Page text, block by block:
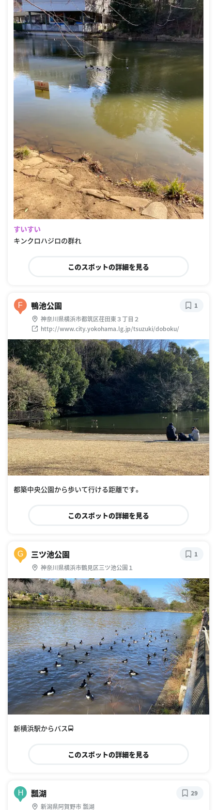
すいすい
キンクロハジロの群れ
このスポットの詳細を見る
F 鴨池公園
神奈川県横浜市都筑区荏田東３丁目２
http://www.city.yokohama.lg.jp/tsuzuki/doboku/
1
都築中央公園から歩いて行ける距離です。
このスポットの詳細を見る
G 三ツ池公園
神奈川県横浜市鶴見区三ツ池公園１
1
新横浜駅からバス🚍
このスポットの詳細を見る
H 瓢湖
新潟県阿賀野市 瓢湖
29